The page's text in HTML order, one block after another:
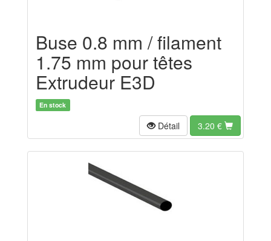
Buse 0.8 mm / filament
1.75 mm pour têtes
Extrudeur E3D
En stock
Détail 3.20 €